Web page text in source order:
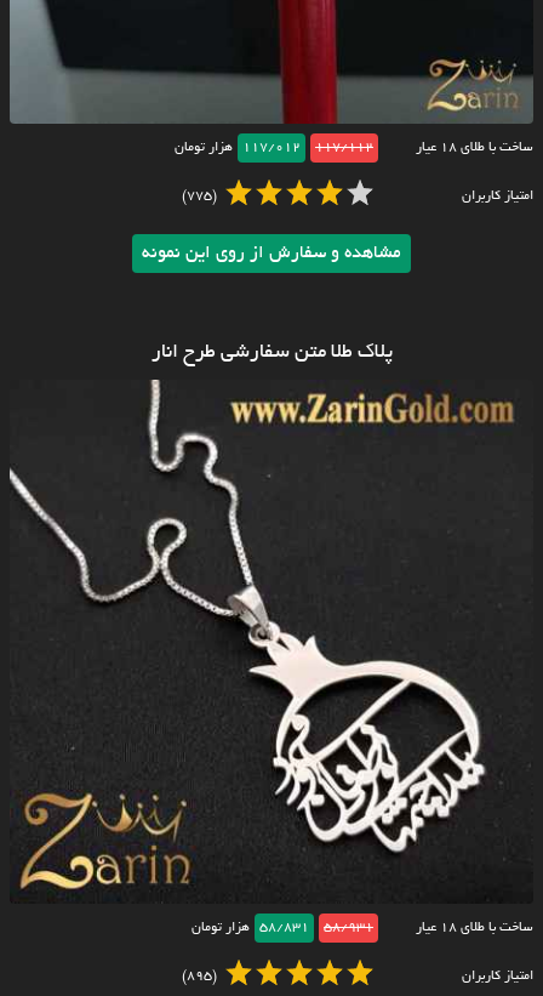
ساخت با طلای ۱۸ عیار 117/112
117/012 هزار تومان
امتیاز کاربران (775)
مشاهده و سفارش از روی این نمونه
پلاک طلا متن سفارشی طرح انار
ساخت با طلای ۱۸ عیار 58/931
58/831 هزار تومان
امتیاز کاربران (895)